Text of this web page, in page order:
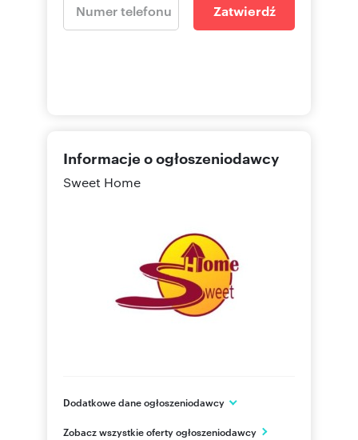
Zatwierdź
Informacje o ogłoszeniodawcy
Sweet Home
Dodatkowe dane ogłoszeniodawcy
Radom
Zobacz wszystkie oferty ogłoszeniodawcy